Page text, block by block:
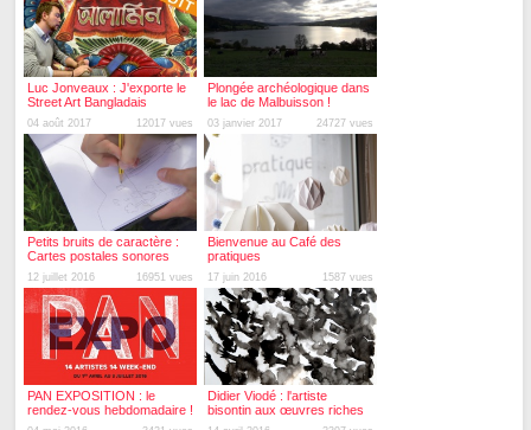
Luc Jonveaux : J'exporte le
Street Art Bangladais
04 août 2017 12017 vues
Plongée archéologique dans
le lac de Malbuisson !
03 janvier 2017 24727 vues
Petits bruits de caractère :
Cartes postales sonores
12 juillet 2016 16951 vues
Bienvenue au Café des
pratiques
17 juin 2016 1587 vues
PAN EXPOSITION : le
rendez-vous hebdomadaire !
Didier Viodé : l'artiste
bisontin aux œuvres riches
et pluridisciplinaires !